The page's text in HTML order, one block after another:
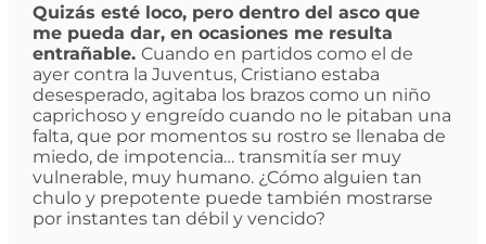
Quizás esté loco, pero dentro del asco que
me pueda dar, en ocasiones me resulta
entrañable. Cuando en partidos como el de
ayer contra la Juventus, Cristiano estaba
desesperado, agitaba los brazos como un niño
caprichoso y engreído cuando no le pitaban una
falta, que por momentos su rostro se llenaba de
miedo, de impotencia… transmitía ser muy
vulnerable, muy humano. ¿Cómo alguien tan
chulo y prepotente puede también mostrarse
por instantes tan débil y vencido?